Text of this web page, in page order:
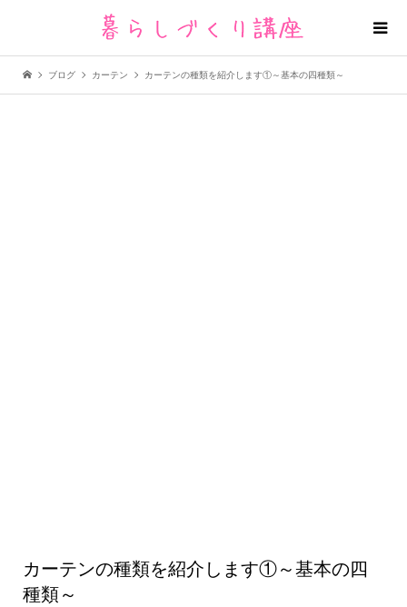
ブログ カーテン カーテンの種類を紹介します①～基本の四種類～
カーテンの種類を紹介します①～基本の四
種類～